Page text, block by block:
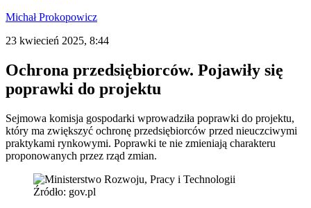
Michał Prokopowicz
23 kwiecień 2025, 8:44
Ochrona przedsiębiorców. Pojawiły się
poprawki do projektu
Sejmowa komisja gospodarki wprowadziła poprawki do projektu,
który ma zwiększyć ochronę przedsiębiorców przed nieuczciwymi
praktykami rynkowymi. Poprawki te nie zmieniają charakteru
proponowanych przez rząd zmian.
Źródło: gov.pl